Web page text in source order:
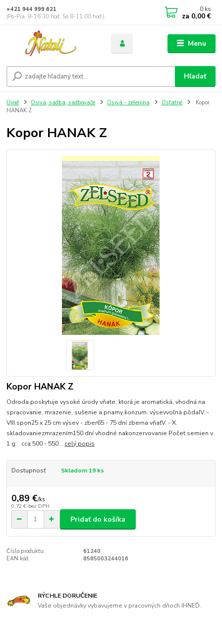
Menu
Hľadať
+421 944 999 621
(Po-Pia, 8-16:30 hod. So 8-11:00 hod.)
0 ks
za 0,00 €
Úvod Osivá, sadba, sadbovače Osivá - zelenina Ostatné
Kopor
HANAK Z
Kopor HANAK Z
Kopor HANAK Z
Odroda poskytuje vysoké úrody vňate, ktorá je aromatická, vhodná na
spracovanie, mrazenie, sušenie a priamy konzum. výsevvoľná pôdaIV. -
VIII.spon25 x 25 cm výsev - zber65 - 75 dní zberna vňaťV. - X.
skladovaniezmrazením150 dní vhodné nakonzervovanie Počet semien v
1 g: cca 500 - 550... celý popis
Dostupnosť Skladom 19 ks
0,89 €/ks
0,72 € bez DPH
Pridať do košíka
Číslo produktu:
61240
EAN kód:
8585003244016
RÝCHLE DORUČENIE
Vaše objednávky vybavujeme v pracovných dňoch IHNEĎ.